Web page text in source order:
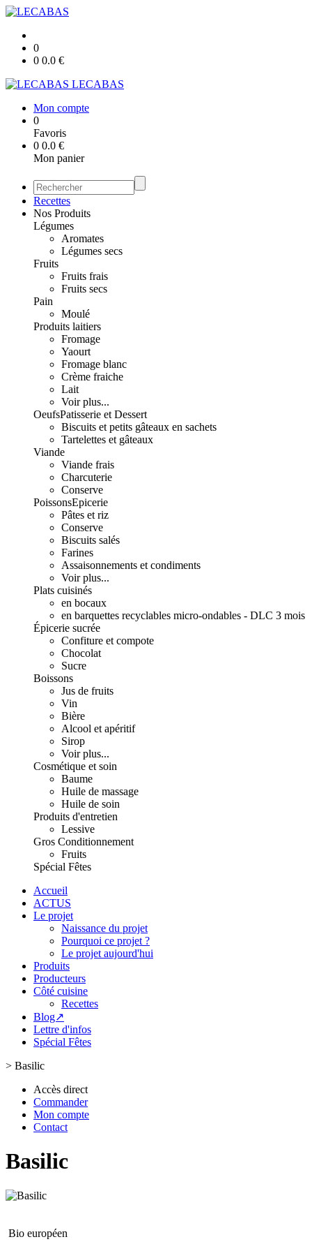
0
0 0.0 €
LECABAS
Mon compte
0
Favoris
0 0.0 €
Mon panier
Recettes
Nos Produits
Légumes
Aromates
Légumes secs
Fruits
Fruits frais
Fruits secs
Pain
Moulé
Produits laitiers
Fromage
Yaourt
Fromage blanc
Crème fraiche
Lait
Voir plus...
OeufsPatisserie et Dessert
Biscuits et petits gâteaux en sachets
Tartelettes et gâteaux
Viande
Viande frais
Charcuterie
Conserve
PoissonsEpicerie
Pâtes et riz
Conserve
Biscuits salés
Farines
Assaisonnements et condiments
Voir plus...
Plats cuisinés
en bocaux
en barquettes recyclables micro-ondables - DLC 3 mois
Épicerie sucrée
Confiture et compote
Chocolat
Sucre
Boissons
Jus de fruits
Vin
Bière
Alcool et apéritif
Sirop
Voir plus...
Cosmétique et soin
Baume
Huile de massage
Huile de soin
Produits d'entretien
Lessive
Gros Conditionnement
Fruits
Spécial Fêtes
Accueil
ACTUS
Le projet
Naissance du projet
Pourquoi ce projet ?
Le projet aujourd'hui
Produits
Producteurs
Côté cuisine
Recettes
Blog↗
Lettre d'infos
Spécial Fêtes
> Basilic
Accès direct
Commander
Mon compte
Contact
Basilic
Bio européen